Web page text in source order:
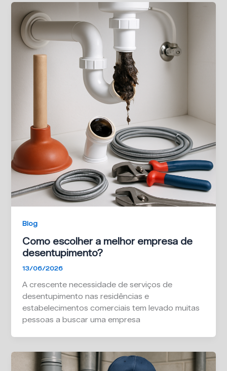
Blog
Como escolher a melhor empresa de
desentupimento?
13/06/2026
A crescente necessidade de serviços de
desentupimento nas residências e
estabelecimentos comerciais tem levado muitas
pessoas a buscar uma empresa